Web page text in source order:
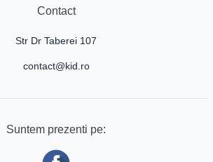
Contact
Str Dr Taberei 107
contact@kid.ro
Suntem prezenti pe: